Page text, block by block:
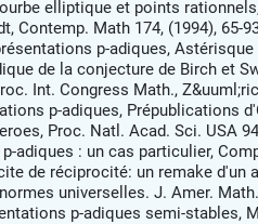
elliptique et points
Contemp. Math 174, (1994), 65-
p-adiques, Astérisque
de la conjecture de Birch et
Int. Congress Math.,
p-adiques, Prépublications
Proc. Natl. Acad. Sci. USA
adiques : un cas particulier,
de réciprocité: un remake d'un
universelles. J. Amer.
p-adiques semi-stables,